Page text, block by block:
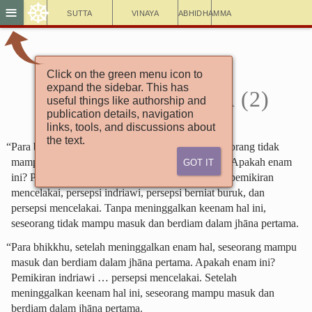
Sutta Vinaya Abhidhamma
≡ ☸
Click on the green menu icon to
expand the sidebar. This has
useful things like authorship and
publication details, navigation
links, tools, and discussions about
the text.
Got It
Aṅguttara Nikāya
6.74. Jhāna Pertama (2)
“Para bhikkhu, tanpa meninggalkan enam hal, seseorang tidak
mampu masuk dan berdiam dalam jhāna pertama. Apakah enam
ini? Pemikiran indriawi, pemikiran berniat buruk, pemikiran
mencelakai, persepsi indriawi, persepsi berniat buruk, dan
persepsi mencelakai. Tanpa meninggalkan keenam hal ini,
seseorang tidak mampu masuk dan berdiam dalam jhāna pertama.
“Para bhikkhu, setelah meninggalkan enam hal, seseorang mampu
masuk dan berdiam dalam jhāna pertama. Apakah enam ini?
Pemikiran indriawi … persepsi mencelakai. Setelah
meninggalkan keenam hal ini, seseorang mampu masuk dan
berdiam dalam jhāna pertama.